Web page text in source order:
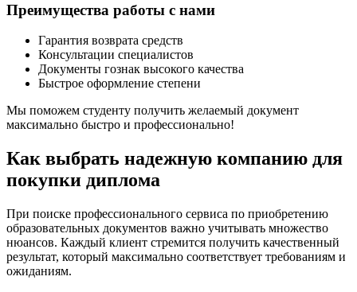
Преимущества работы с нами
Гарантия возврата средств
Консультации специалистов
Документы гознак высокого качества
Быстрое оформление степени
Мы поможем студенту получить желаемый документ
максимально быстро и профессионально!
Как выбрать надежную компанию для
покупки диплома
При поиске профессионального сервиса по приобретению
образовательных документов важно учитывать множество
нюансов. Каждый клиент стремится получить качественный
результат, который максимально соответствует требованиям и
ожиданиям.